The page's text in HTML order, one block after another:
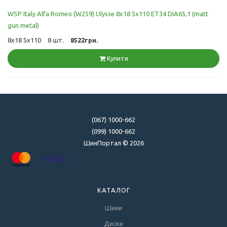
WSP Italy Alfa Romeo (W259) Ulysse 8x18 5x110 ET34 DIA65,1 (matt
gun metal)
8x18 5x110 8 шт. 8522грн.
Купити
(067) 1000-662
(099) 1000-662
ШинПортал © 2026
КАТАЛОГ
Шини
Диски